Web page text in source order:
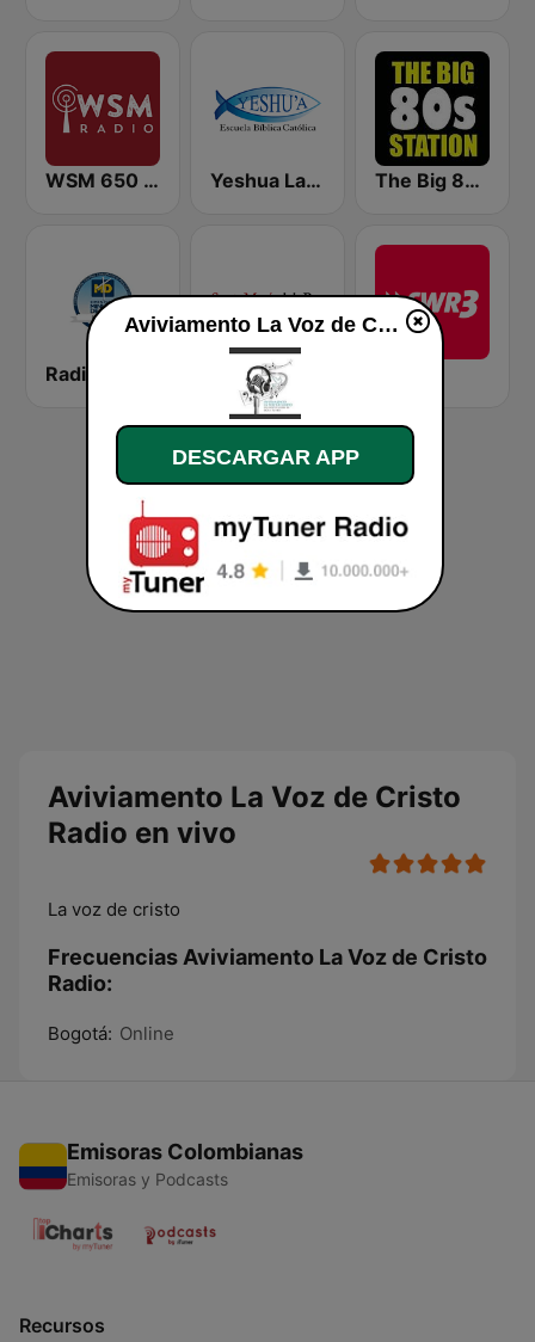
WSM 650 AM Yeshua La Voz de Jesucristo 1530 AM The Big 80s Station
Aviviamento La Voz de Cristo
Radio en vivo
La voz de cristo
Frecuencias Aviviamento La Voz de Cristo
Radio:
Bogotá: Online
Emisoras Colombianas
Emisoras y Podcasts
Recursos
Aviviamento La Voz de Cristo Radio en vivo
DESCARGAR APP